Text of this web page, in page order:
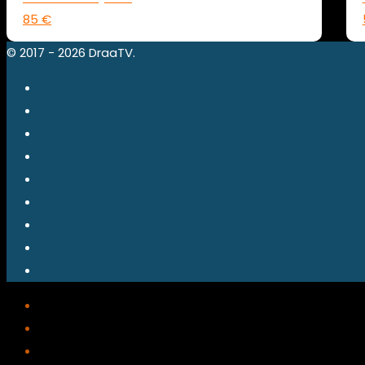
85 €
© 2017 - 2026 DraaTV.